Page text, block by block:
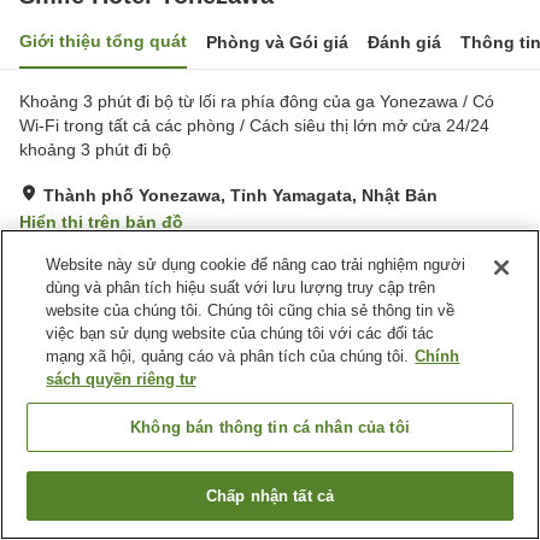
Giới thiệu tổng quát Phòng và Gói giá Đánh giá Thông
Khoảng 3 phút đi bộ từ lối ra phía đông của ga Yonezawa / Có
Wi-Fi trong tất cả các phòng / Cách siêu thị lớn mở cửa 24/24
khoảng 3 phút đi bộ
Thành phố Yonezawa, Tỉnh Yamagata, Nhật Bản
Hiển thị trên bản đồ
Rất tốt Đánh giá:205 lượt
Tiện nghi chỗ nghỉ
Bãi đỗ xe
Nhà hàng
Máy bán hàng tự động
Trang chủ Nhật Bản Tỉnh Yamagata
Thành phố Yonezawa
Smile Hotel Yonezawa
Tìm phòng trống
Website này sử dụng cookie để nâng cao trải nghiệm người
dùng và phân tích hiệu suất với lưu lượng truy cập trên
website của chúng tôi. Chúng tôi cũng chia sẻ thông tin về
việc bạn sử dụng website của chúng tôi với các đối tác
mạng xã hội, quảng cáo và phân tích của chúng tôi. Chính
sách quyền riêng tư
Không bán thông tin cá nhân của tôi
Chấp nhận tất cả